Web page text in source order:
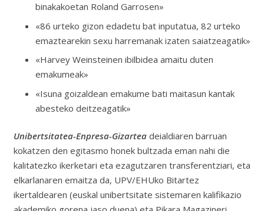
binakakoetan Roland Garrosen»
«86 urteko gizon edadetu bat inputatua, 82 urteko
emaztearekin sexu harremanak izaten saiatzeagatik»
«Harvey Weinsteinen ibilbidea amaitu duten
emakumeak»
«Isuna goizaldean emakume bati maitasun kantak
abesteko deitzeagatik»
Unibertsitatea-Enpresa-Gizarteadeialdiaren barruan
kokatzen den egitasmo honek bultzada eman nahi die
kalitatezko ikerketari eta ezagutzaren transferentziari, eta
elkarlanaren emaitza da, UPV/EHUko Bitartez
ikertaldearen (euskal unibertsitate sistemaren kalifikazio